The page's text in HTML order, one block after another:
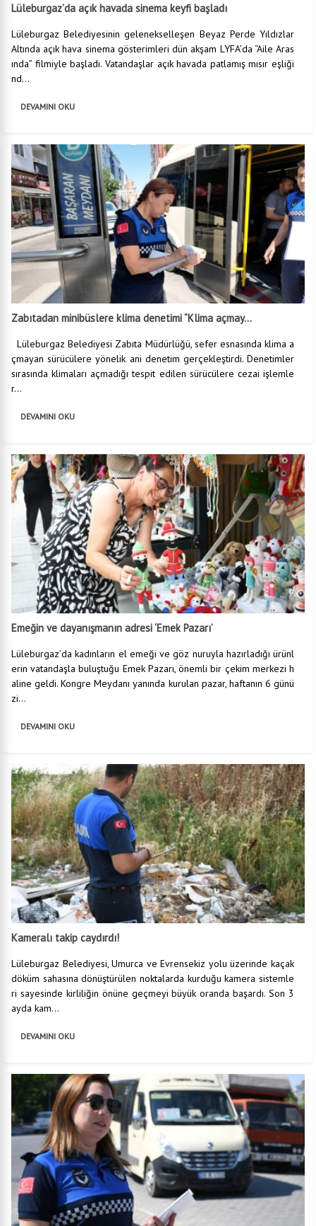
Lüleburgaz’da açık havada sinema keyfi başladı
Lüleburgaz Belediyesinin gelenekselleşen Beyaz Perde Yıldızlar
Altında açık hava sinema gösterimleri dün akşam LYFA’da “Aile Aras
ında” filmiyle başladı. Vatandaşlar açık havada patlamış mısır eşliği
nd...
DEVAMINI OKU
Zabıtadan minibüslere klima denetimi “Klima açmay...
Lüleburgaz Belediyesi Zabıta Müdürlüğü, sefer esnasında klima a
çmayan sürücülere yönelik ani denetim gerçekleştirdi. Denetimler
sırasında klimaları açmadığı tespit edilen sürücülere cezai işlemle
r...
DEVAMINI OKU
Emeğin ve dayanışmanın adresi ‘Emek Pazarı’
Lüleburgaz’da kadınların el emeği ve göz nuruyla hazırladığı ürünl
erin vatandaşla buluştuğu Emek Pazarı, önemli bir çekim merkezi h
aline geldi. Kongre Meydanı yanında kurulan pazar, haftanın 6 günü
zi...
DEVAMINI OKU
Kameralı takip caydırdı!
Lüleburgaz Belediyesi, Umurca ve Evrensekiz yolu üzerinde kaçak
döküm sahasına dönüştürülen noktalarda kurduğu kamera sistemle
ri sayesinde kirliliğin önüne geçmeyi büyük oranda başardı. Son 3
ayda kam...
DEVAMINI OKU